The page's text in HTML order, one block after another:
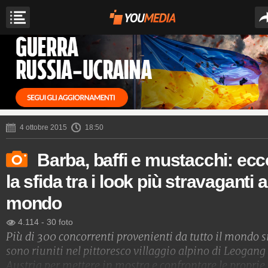
4 ottobre 2015 18:50
Barba, baffi e mustacchi:
la sfida tra i look più stravaganti
mondo
4.114 - 30 foto
Più di 300 concorrenti provenienti da tutto il mondo
sono riuniti nel pittoresco villaggio alpino di
Austria per mettere in mostra e confrontare le proprie